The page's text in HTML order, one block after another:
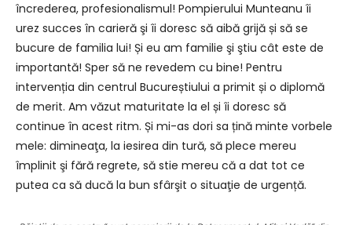
încrederea, profesionalismul! Pompierului Munteanu îi
urez succes în carieră şi îi doresc să aibă grijă și să se
bucure de familia lui! Și eu am familie şi ştiu cât este de
importantă! Sper să ne revedem cu bine! Pentru
intervenția din centrul Bucureștiului a primit și o diplomă
de merit. Am văzut maturitate la el și îi doresc să
continue în acest ritm. Și mi-as dori sa țină minte vorbele
mele: dimineaţa, la iesirea din tură, să plece mereu
împlinit şi fără regrete, să stie mereu că a dat tot ce
putea ca să ducă la bun sfârşit o situaţie de urgență.